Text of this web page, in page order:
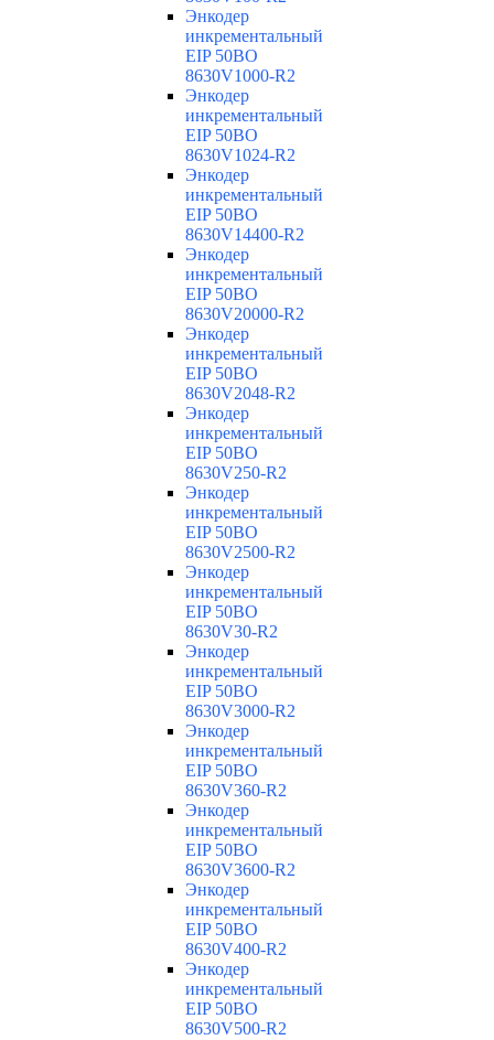
Энкодер
инкрементальный
EIP 50BO
8630V1000-R2
Энкодер
инкрементальный
EIP 50BO
8630V1024-R2
Энкодер
инкрементальный
EIP 50BO
8630V14400-R2
Энкодер
инкрементальный
EIP 50BO
8630V20000-R2
Энкодер
инкрементальный
EIP 50BO
8630V2048-R2
Энкодер
инкрементальный
EIP 50BO
8630V250-R2
Энкодер
инкрементальный
EIP 50BO
8630V2500-R2
Энкодер
инкрементальный
EIP 50BO
8630V30-R2
Энкодер
инкрементальный
EIP 50BO
8630V3000-R2
Энкодер
инкрементальный
EIP 50BO
8630V360-R2
Энкодер
инкрементальный
EIP 50BO
8630V3600-R2
Энкодер
инкрементальный
EIP 50BO
8630V400-R2
Энкодер
инкрементальный
EIP 50BO
8630V500-R2